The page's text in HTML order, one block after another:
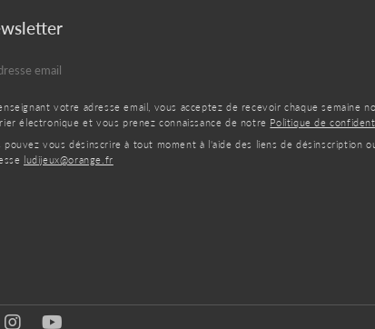
votre adresse email, vous acceptez de recevoir chaque semaine
électronique et vous prenez connaissance de notre Politique de
pouvez vous désinscrire à tout moment à l'aide des liens de désinscription
ludijeux@orange.fr